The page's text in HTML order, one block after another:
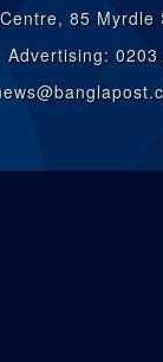
85 Myrdle
Advertising: